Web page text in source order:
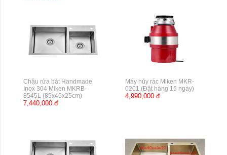
Chậu rửa bát Handmade
Inox 304 Miken MKRB-
8545L (85x45x25cm)
7,440,000 đ
Máy hủy rác Miken MKR-
0201 (Đặt hàng 15 ngày)
4,990,000 đ